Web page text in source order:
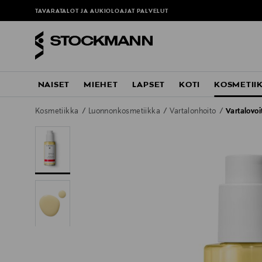
TAVARATALOT JA AUKIOLOAJAT PALVELUT
NAISET MIEHET LAPSET KOTI
Kosmetiikka Luonnonkosmetiikka Vartalonhoito